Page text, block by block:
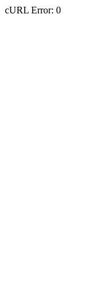
cURL Error: 0